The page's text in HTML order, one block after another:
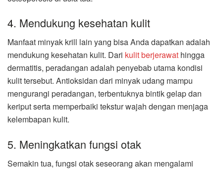
4. Mendukung kesehatan kulit
Manfaat minyak krill lain yang bisa Anda dapatkan adalah
mendukung kesehatan kulit. Dari kulit berjerawat hingga
dermatitis, peradangan adalah penyebab utama kondisi
kulit tersebut. Antioksidan dari minyak udang mampu
mengurangi peradangan, terbentuknya bintik gelap dan
keriput serta memperbaiki tekstur wajah dengan menjaga
kelembapan kulit.
5. Meningkatkan fungsi otak
Semakin tua, fungsi otak seseorang akan mengalami